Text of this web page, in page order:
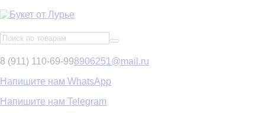
8 (911) 110-69-998906251@mail.ru
Напишите нам WhatsApp
Напишите нам Telegram